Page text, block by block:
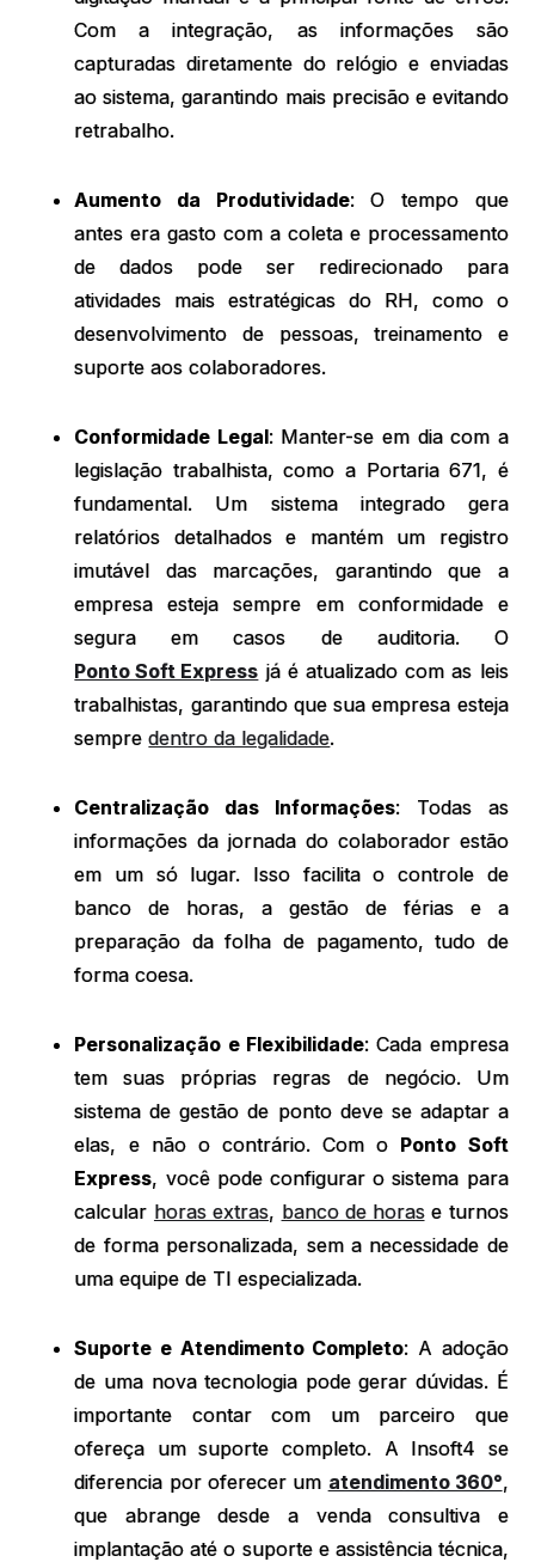
Com a integração, as informações são
capturadas diretamente do relógio e enviadas
ao sistema, garantindo mais precisão e evitando
retrabalho.
Aumento da Produtividade: O tempo que
antes era gasto com a coleta e processamento
de dados pode ser redirecionado para
atividades mais estratégicas do RH, como o
desenvolvimento de pessoas, treinamento e
suporte aos colaboradores.
Conformidade Legal: Manter-se em dia com a
legislação trabalhista, como a Portaria 671, é
fundamental. Um sistema integrado gera
relatórios detalhados e mantém um registro
imutável das marcações, garantindo que a
empresa esteja sempre em conformidade e
segura em casos de auditoria. O
Ponto Soft Express já é atualizado com as leis
trabalhistas, garantindo que sua empresa esteja
sempredentro da legalidade.
Centralização das Informações: Todas as
informações da jornada do colaborador estão
em um só lugar. Isso facilita o controle de
banco de horas, a gestão de férias e a
preparação da folha de pagamento, tudo de
forma coesa.
Personalização e Flexibilidade: Cada empresa
tem suas próprias regras de negócio. Um
sistema de gestão de ponto deve se adaptar a
elas, e não o contrário. Com o Ponto Soft
Express, você pode configurar o sistema para
calcular horas extras, banco de horase turnos
de forma personalizada, sem a necessidade de
uma equipe de TI especializada.
Suporte e Atendimento Completo: A adoção
de uma nova tecnologia pode gerar dúvidas. É
importante contar com um parceiro que
ofereça um suporte completo. A Insoft4 se
diferencia por oferecer um atendimento 360°,
que abrange desde a venda consultiva e
implantação até o suporte e assistência técnica,